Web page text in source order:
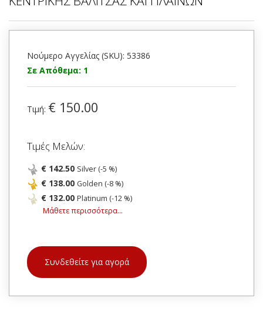
Νούμερο Αγγελίας (SKU): 53386
Σε Απόθεμα: 1
Τιμή: € 150.00
Τιμές Μελών:
€ 142.50 Silver (-5 %)
€ 138.00 Golden (-8 %)
€ 132.00 Platinum (-12 %)
Μάθετε περισσότερα...
Συνδεθείτε για αγορά